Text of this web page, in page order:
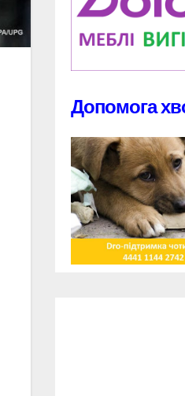
Допомога